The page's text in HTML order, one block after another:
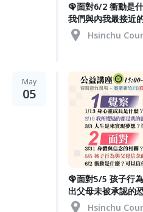
🦚面對6/2 衝動是
我們與內我最接近
Hsinchu
May
05
🦚面對5/5 孩子行
出父母未被承認的
Hsinchu